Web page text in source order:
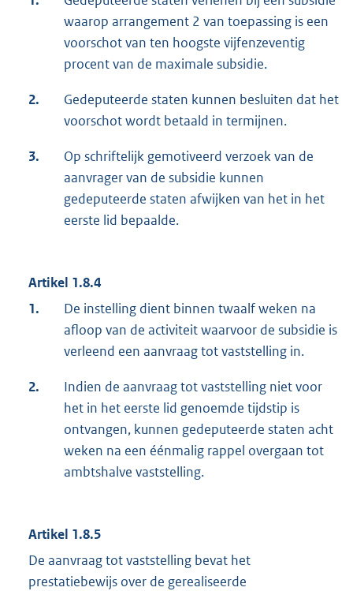
waarop arrangement 2 van toepassing is een
voorschot van ten hoogste vijfenzeventig
procent van de maximale subsidie.
2.
Gedeputeerde staten kunnen besluiten dat het
voorschot wordt betaald in termijnen.
3.
Op schriftelijk gemotiveerd verzoek van de
aanvrager van de subsidie kunnen
gedeputeerde staten afwijken van het in het
eerste lid bepaalde.
Artikel 1.8.4
1.
De instelling dient binnen twaalf weken na
afloop van de activiteit waarvoor de subsidie is
verleend een aanvraag tot vaststelling in.
2.
Indien de aanvraag tot vaststelling niet voor
het in het eerste lid genoemde tijdstip is
ontvangen, kunnen gedeputeerde staten acht
weken na een éénmalig rappel overgaan tot
ambtshalve vaststelling.
Artikel 1.8.5
De aanvraag tot vaststelling bevat het
prestatiebewijs over de gerealiseerde